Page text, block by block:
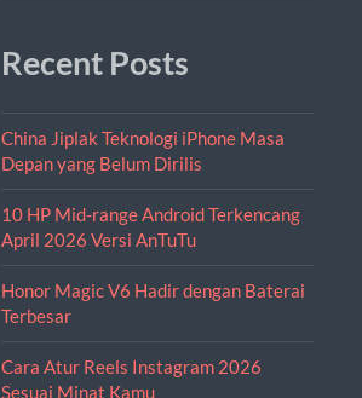
Recent Posts
China Jiplak Teknologi iPhone Masa
Depan yang Belum Dirilis
10 HP Mid-range Android Terkencang
April 2026 Versi AnTuTu
Honor Magic V6 Hadir dengan Baterai
Terbesar
Cara Atur Reels Instagram 2026
Sesuai Minat Kamu